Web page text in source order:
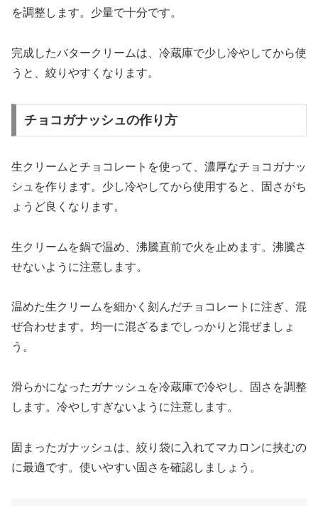
を調整します。少量で十分です。
完成したバタークリームは、冷蔵庫で少し冷やしてから使
うと、絞りやすくなります。
チョコガナッシュの作り方
生クリームとチョコレートを使って、濃厚なチョコガナッ
シュを作ります。少し冷やしてから使用すると、固さがち
ょうど良くなります。
生クリームを鍋で温め、沸騰直前で火を止めます。沸騰さ
せないように注意します。
温めた生クリームを細かく刻んだチョコレートに注ぎ、混
ぜ合わせます。均一に混ざるまでしっかりと混ぜましょ
う。
滑らかになったガナッシュを冷蔵庫で冷やし、固さを調整
します。冷やしすぎないように注意します。
固まったガナッシュは、絞り袋に入れてマカロンに挟むの
に最適です。使いやすい固さを確認しましょう。